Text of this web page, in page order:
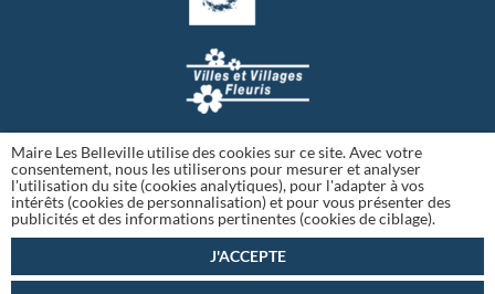
Maire Les Belleville utilise des cookies sur ce site. Avec votre
consentement, nous les utiliserons pour mesurer et analyser
l'utilisation du site (cookies analytiques), pour l'adapter à vos
intérêts (cookies de personnalisation) et pour vous présenter des
publicités et des informations pertinentes (cookies de ciblage).
J'ACCEPTE